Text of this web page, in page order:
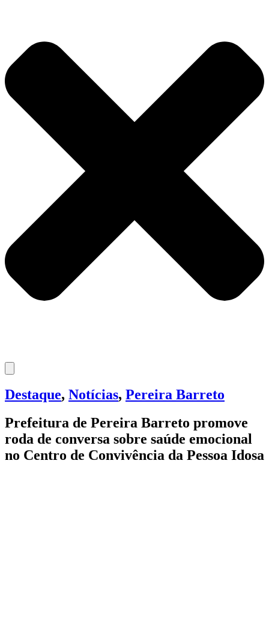
Destaque, Notícias, Pereira Barreto
Prefeitura de Pereira Barreto promove
roda de conversa sobre saúde emocional
no Centro de Convivência da Pessoa Idosa